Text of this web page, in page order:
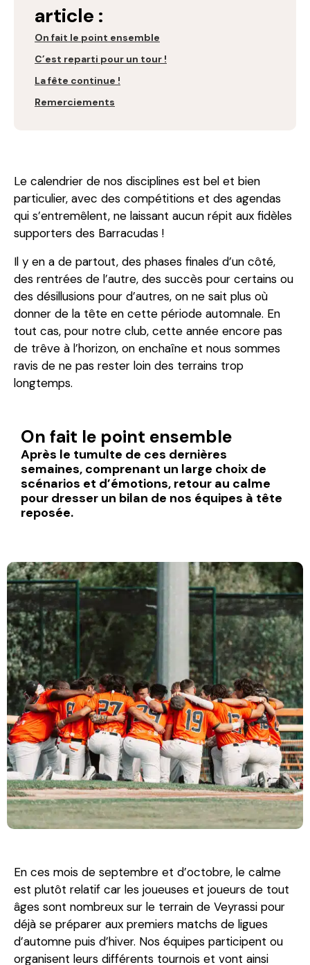
article :
On fait le point ensemble
C’est reparti pour un tour !
La fête continue !
Remerciements
Le calendrier de nos disciplines est bel et bien
particulier, avec des compétitions et des agendas
qui s’entremêlent, ne laissant aucun répit aux fidèles
supporters des Barracudas !
Il y en a de partout, des phases finales d’un côté,
des rentrées de l’autre, des succès pour certains ou
des désillusions pour d’autres, on ne sait plus où
donner de la tête en cette période automnale. En
tout cas, pour notre club, cette année encore pas
de trêve à l’horizon, on enchaîne et nous sommes
ravis de ne pas rester loin des terrains trop
longtemps.
On fait le point ensemble
Après le tumulte de ces dernières
semaines, comprenant un large choix de
scénarios et d’émotions, retour au calme
pour dresser un bilan de nos équipes à tête
reposée.
En ces mois de septembre et d’octobre, le calme
est plutôt relatif car les joueuses et joueurs de tout
âges sont nombreux sur le terrain de Veyrassi pour
déjà se préparer aux premiers matchs de ligues
d’automne puis d’hiver. Nos équipes participent ou
organisent leurs différents tournois et vont ainsi